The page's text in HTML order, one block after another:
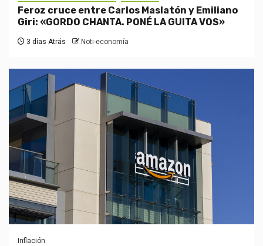
Feroz cruce entre Carlos Maslatón y Emiliano
Giri: «GORDO CHANTA. PONÉ LA GUITA VOS»
3 días Atrás Noti-economía
Inflación